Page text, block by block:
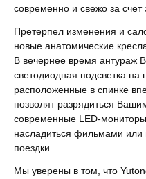
современно и свежо за счет
Претерпел изменения и
новые анатомические
В вечернее время антураж
светодиодная подсветка на
расположенные в спинке
позволят разрядиться
современные LED-
насладиться фильмами или
поездки.
Мы уверены в том, что